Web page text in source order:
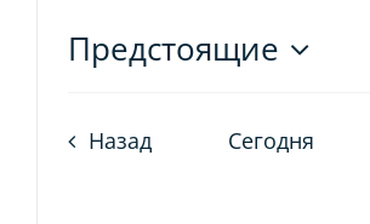
Предстоящие
Назад Сегодня